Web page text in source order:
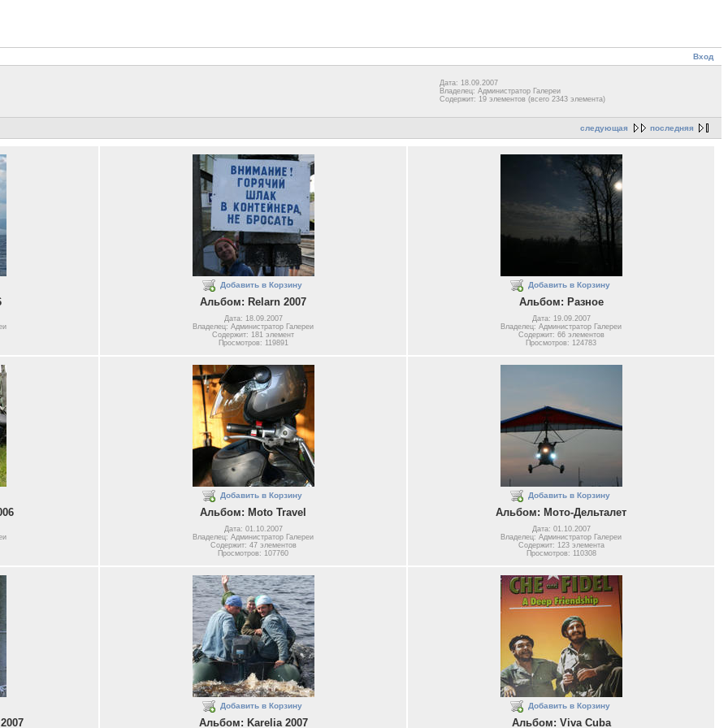
Вход
Дата: 18.09.2007
Владелец: Администратор Галереи
Содержит: 19 элементов (всего 2343 элемента)
следующая последняя
Добавить в Корзину
Альбом: Relarn 2007
Дата: 18.09.2007
Владелец: Администратор Галереи
Содержит: 181 элемент
Просмотров: 119891
Добавить в Корзину
Альбом: Разное
Дата: 19.09.2007
Владелец: Администратор Галереи
Содержит: 66 элементов
Просмотров: 124783
Добавить в Корзину
Альбом: Moto Travel
Дата: 01.10.2007
Владелец: Администратор Галереи
Содержит: 47 элементов
Просмотров: 107760
Добавить в Корзину
Альбом: Мото-Дельталет
Дата: 01.10.2007
Владелец: Администратор Галереи
Содержит: 123 элемента
Просмотров: 110308
Добавить в Корзину
Альбом: Karelia 2007
Добавить в Корзину
Альбом: Viva Cuba